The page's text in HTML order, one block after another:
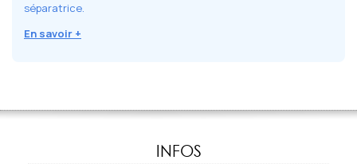
séparatrice.
En savoir +
INFOS